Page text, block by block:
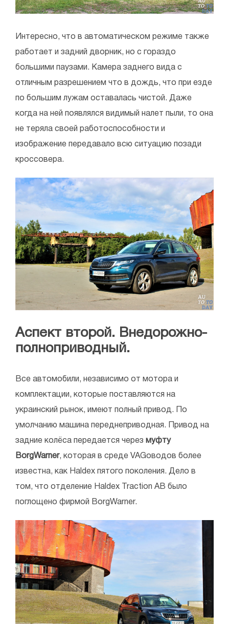
Интересно, что в автоматическом режиме также
работает и задний дворник, но с гораздо
большими паузами. Камера заднего вида с
отличным разрешением что в дождь, что при езде
по большим лужам оставалась чистой. Даже
когда на ней появлялся видимый налет пыли, то она
не теряла своей работоспособности и
изображение передавало всю ситуацию позади
кроссовера.
Аспект второй. Внедорожно-
полноприводный.
Все автомобили, независимо от мотора и
комплектации, которые поставляются на
украинский рынок, имеют полный привод. По
умолчанию машина переднеприводная. Привод на
задние колёса передается через муфту
BorgWarner, которая в среде VAGоводов более
известна, как Haldex пятого поколения. Дело в
том, что отделение Haldex Traction АВ было
поглощено фирмой BorgWarner.